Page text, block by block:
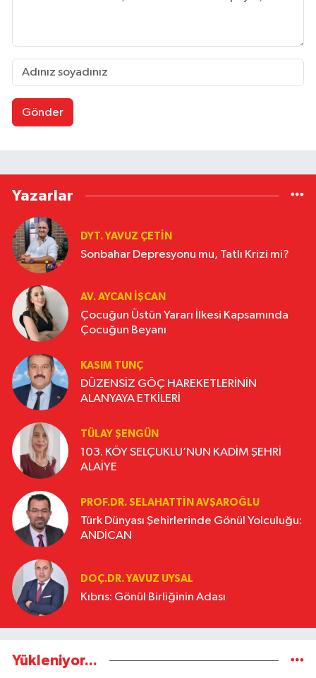
Gönder
Yazarlar
DYT. YAVUZ ÇETİN
Sonbahar Depresyonu mu, Tatlı Krizi mi?
AV. AYCAN İŞCAN
Çocuğun Üstün Yararı İlkesi Kapsamında
Çocuğun Beyanı
KASIM TUNÇ
DÜZENSİZ GÖÇ HAREKETLERİNİN
ALANYAYA ETKİLERİ
TÜLAY ŞENGÜN
103. KÖY SELÇUKLU’NUN KADİM ŞEHRİ
ALAİYE
PROF.DR. SELAHATTIN AVŞAROĞLU
Türk Dünyası Şehirlerinde Gönül Yolculuğu:
ANDİCAN
DOÇ.DR. YAVUZ UYSAL
Kıbrıs: Gönül Birliğinin Adası
Yükleniyor...